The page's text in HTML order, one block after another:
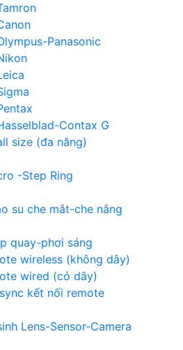
Panasonic
Contax G
size (đa năng)
-Step Ring
su che mắt-che nắng
quay-phơi sáng
wireless (không dây)
wired (có dây)
kết nối remote
Lens-Sensor-Camera